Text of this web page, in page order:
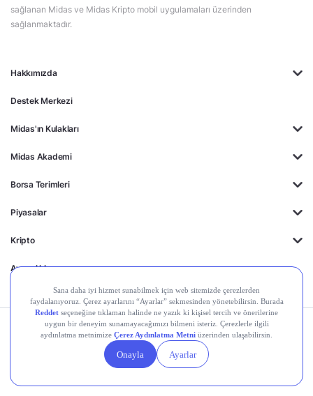
Hakkımızda
Destek Merkezi
Midas'ın Kulakları
Midas Akademi
Borsa Terimleri
Piyasalar
Kripto
Ayrıcalıklar
sağlanan Midas ve Midas Kripto mobil uygulamaları üzerinden
sağlanmaktadır.
Kişisel Verilerin
Gizlilik
Politikası
Yasal
Duyurular
Çerez